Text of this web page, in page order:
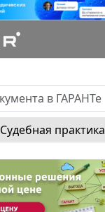
Судебная практика